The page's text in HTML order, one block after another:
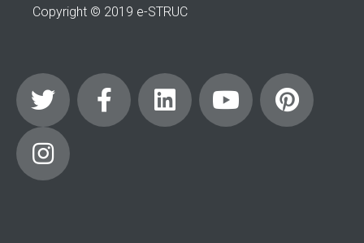
Copyright © 2019 e-STRUC